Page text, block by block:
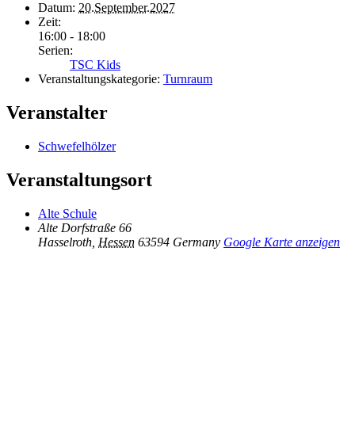
Datum: 20.September.2027
Zeit:
16:00 - 18:00
Serien:
TSC Kids
Veranstaltungskategorie: Turnraum
Veranstalter
Schwefelhölzer
Veranstaltungsort
Alte Schule
Alte Dorfstraße 66
Hasselroth Hessen 63594 Germany Google Karte anzeigen